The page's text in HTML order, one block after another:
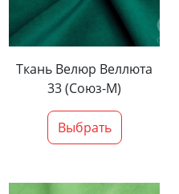
Ткань Велюр Веллюта
33 (Союз-М)
Выбрать